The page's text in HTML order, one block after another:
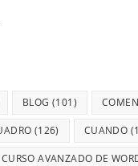
BLOG (101)
(126) CUANDO
CURSO AVANZADO DE